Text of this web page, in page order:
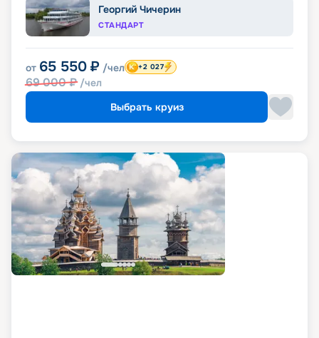
Георгий Чичерин
СТАНДАРТ
от 65 550 ₽ /чел
69 000₽ /чел
+2 027
Выбрать круиз